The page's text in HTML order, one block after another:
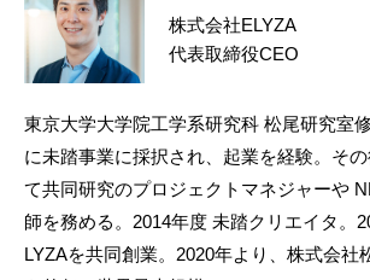
株式会社ELYZA
代表取締役CEO
東京大学大学院工学系研究科 松尾研究室
に未踏事業に採択され、起業を経験。そ
て共同研究のプロジェクトマネジャーや
師を務める。2014年度 未踏クリエイタ。
LYZAを共同創業。2020年より、株式会社